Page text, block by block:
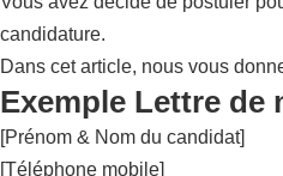
candidature.
Dans cet article, nous vous
Exemple Lettre de
[Prénom & Nom du candidat]
[Téléphone mobile]